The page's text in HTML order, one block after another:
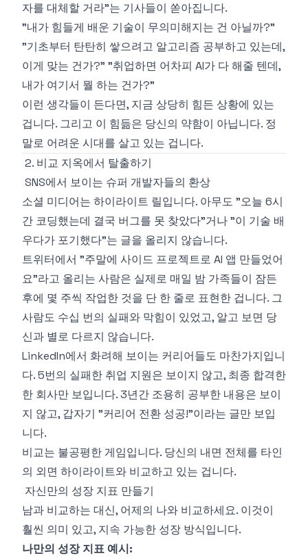
자를 대체할 거라"는 기사들이 쏟아집니다.
"내가 힘들게 배운 기술이 무의미해지는 건 아닐까?"
"기초부터 탄탄히 쌓으려고 알고리즘 공부하고 있는데,
이게 맞는 건가?" "취업하면 어차피 AI가 다 해줄 텐데,
내가 여기서 뭘 하는 건가?"
이런 생각들이 든다면, 지금 상당히 힘든 상황에 있는
겁니다. 그리고 이 힘듦은 당신의 약함이 아닙니다. 정
말로 어려운 시대를 살고 있는 겁니다.
2. 비교 지옥에서 탈출하기
SNS에서 보이는 슈퍼 개발자들의 환상
소셜 미디어는 하이라이트 릴입니다. 아무도 "오늘 6시
간 코딩했는데 결국 버그를 못 찾았다"거나 "이 기술 배
우다가 포기했다"는 글을 올리지 않습니다.
트위터에서 "주말에 사이드 프로젝트로 AI 앱 만들었어
요"라고 올리는 사람은 실제로 매일 밤 가족들이 잠든
후에 몇 주씩 작업한 것을 단 한 줄로 표현한 겁니다. 그
사람도 수십 번의 실패와 막힘이 있었고, 알고 보면 당
신과 별로 다르지 않습니다.
LinkedIn에서 화려해 보이는 커리어들도 마찬가지입니
다. 5번의 실패한 취업 지원은 보이지 않고, 최종 합격한
한 회사만 보입니다. 3년간 조용히 공부한 내용은 보이
지 않고, 갑자기 "커리어 전환 성공!"이라는 글만 보입
니다.
비교는 불공평한 게임입니다. 당신의 내면 전체를 타인
의 외면 하이라이트와 비교하고 있는 겁니다.
자신만의 성장 지표 만들기
남과 비교하는 대신, 어제의 나와 비교하세요. 이것이
훨씬 의미 있고, 지속 가능한 성장 방식입니다.
나만의 성장 지표 예시: